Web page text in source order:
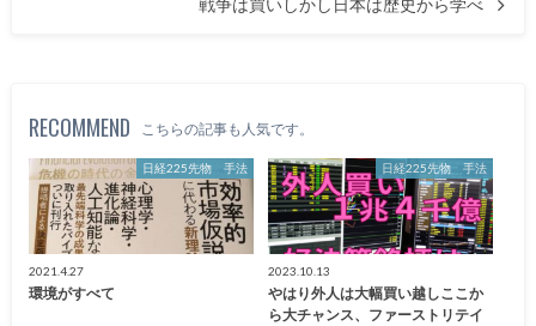
戦争は買いしかし日本は歴史から学べ
RECOMMEND こちらの記事も人気です。
日経225先物 手法
2021.4.27
環境がすべて
日経225先物 手法
2023.10.13
やはり外人は大幅買い越しここか
ら大チャンス、ファーストリテイ